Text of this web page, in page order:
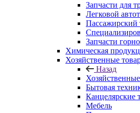
Запчасти для
Легковой
Пассажирский
Запчасти
Химическая
Хозяйственные
Назад
Бытовая
Канцелярские
Мебель